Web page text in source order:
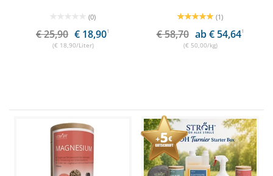
(0)
€ 25,90 € 18,901
(€ 18,90/Liter)
(1)
€ 58,70 ab € 54,641
(€ 50,00/kg)